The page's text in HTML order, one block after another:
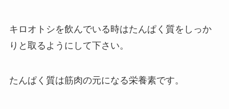
キロオトシを飲んでいる時はたんぱく質をしっか
りと取るようにして下さい。
たんぱく質は筋肉の元になる栄養素です。